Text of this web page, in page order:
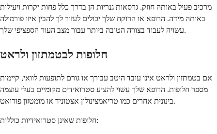
מרכיב פעיל באותה חוזק. גרסאות גנריות הן בדרך כלל פחות יקרות ויעילות
באותה מידה. הרופא או הרוקח שלך יכולים לעזור לך להבין איזו פורמולה
עשויה לעבוד בצורה הטובה ביותר עבור מצב העור הספציפי שלך.
חלופות לבטמתזון ולראט
אם בטמתזון ולראט אינו עובד היטב עבורך או גורם לתופעות לוואי, קיימות
מספר חלופות. הרופא שלך עשוי להציע סטרואידים מקומיים בעלי עוצמה
בינונית אחרים כמו טריאמצינולון אצטוניד או מומטזון פורואט.
חלופות שאינן סטרואידיות כוללות: